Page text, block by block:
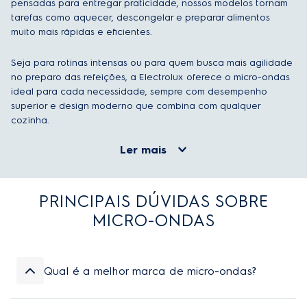
pensadas para entregar praticidade, nossos modelos tornam
tarefas como aquecer, descongelar e preparar alimentos
muito mais rápidas e eficientes.
Seja para rotinas intensas ou para quem busca mais agilidade
no preparo das refeições, a Electrolux oferece o micro-ondas
ideal para cada necessidade, sempre com desempenho
superior e design moderno que combina com qualquer
cozinha.
Ler mais
PRINCIPAIS DÚVIDAS SOBRE
MICRO-ONDAS
Qual é a melhor marca de micro-ondas?
A Electrolux se destaca entre as melhores marcas de